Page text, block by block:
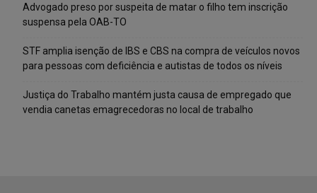
Advogado preso por suspeita de matar o filho tem inscrição
suspensa pela OAB-TO
STF amplia isenção de IBS e CBS na compra de veículos novos
para pessoas com deficiência e autistas de todos os níveis
Justiça do Trabalho mantém justa causa de empregado que
vendia canetas emagrecedoras no local de trabalho